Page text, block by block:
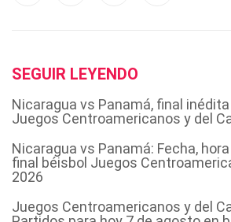
SEGUIR LEYENDO
Nicaragua vs Panamá, final
Juegos Centroamericanos y del
Nicaragua vs Panamá: Fecha,
final béisbol Juegos
2026
Juegos Centroamericanos y del